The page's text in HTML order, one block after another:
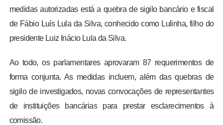
TV LPB
COLUNISTAS
medidas autorizadas está a quebra de sigilo bancário e fiscal
de Fábio Luís Lula da Silva, conhecido como Lulinha, filho do
presidente Luiz Inácio Lula da Silva.
Ao todo, os parlamentares aprovaram 87 requerimentos de
forma conjunta. As medidas incluem, além das quebras de
sigilo de investigados, novas convocações de representantes
de instituições bancárias para prestar esclarecimentos à
comissão.